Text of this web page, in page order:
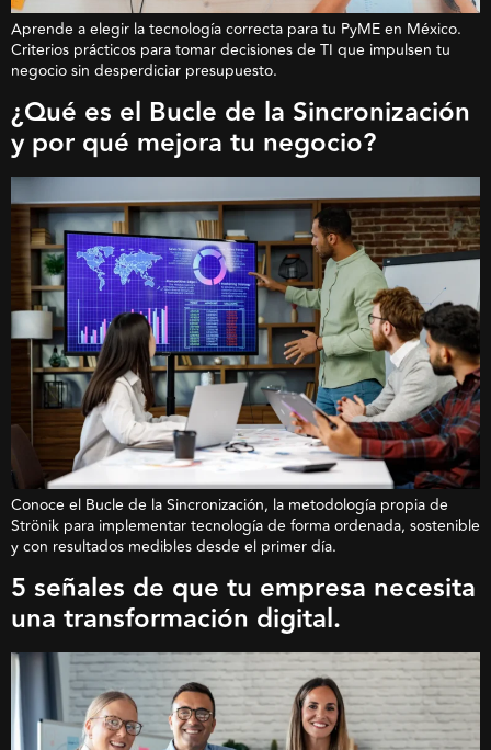
Aprende a elegir la tecnología correcta para tu PyME en México.
Criterios prácticos para tomar decisiones de TI que impulsen tu
negocio sin desperdiciar presupuesto.
¿Qué es el Bucle de la Sincronización
y por qué mejora tu negocio?
Conoce el Bucle de la Sincronización, la metodología propia de
Strönik para implementar tecnología de forma ordenada, sostenible
y con resultados medibles desde el primer día.
5 señales de que tu empresa necesita
una transformación digital.